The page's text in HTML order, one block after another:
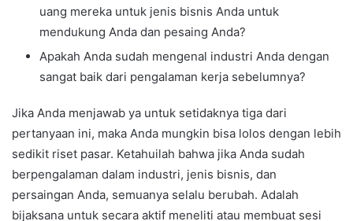
uang mereka untuk jenis bisnis Anda untuk
mendukung Anda dan pesaing Anda?
Apakah Anda sudah mengenal industri Anda dengan
sangat baik dari pengalaman kerja sebelumnya?
Jika Anda menjawab ya untuk setidaknya tiga dari
pertanyaan ini, maka Anda mungkin bisa lolos dengan lebih
sedikit riset pasar. Ketahuilah bahwa jika Anda sudah
berpengalaman dalam industri, jenis bisnis, dan
persaingan Anda, semuanya selalu berubah. Adalah
bijaksana untuk secara aktif meneliti atau membuat sesi